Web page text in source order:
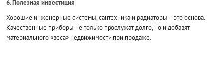
6. Полезная инвестиция
Хорошие инженерные системы, сантехника и радиаторы – это основа.
Качественные приборы не только прослужат долго, но и добавят
материального «веса» недвижимости при продаже.